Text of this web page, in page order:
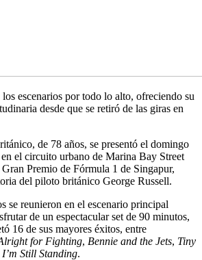
escenarios por todo lo alto, ofreciendo su
desde que se retiró de las giras en
de 78 años, se presentó el domingo
el circuito urbano de Marina Bay Street
Premio de Fórmula 1 de Singapur,
del piloto británico George Russell.
se reunieron en el escenario principal
de un espectacular set de 90 minutos,
16 de sus mayores éxitos, entre
for Fighting, Bennie and the Jets, Tiny
I’m Still Standing.